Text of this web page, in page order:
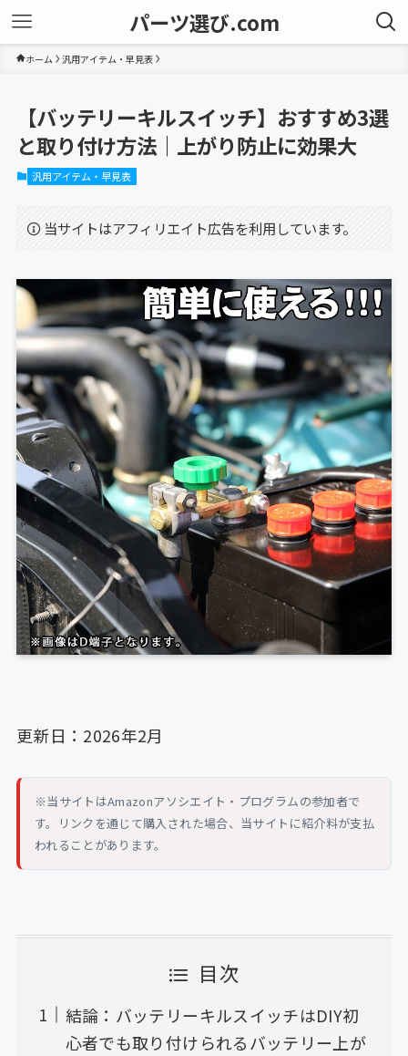
パーツ選び.com
ホーム 汎用アイテム・早見表
【バッテリーキルスイッチ】おすすめ3選
と取り付け方法｜上がり防止に効果大
汎用アイテム・早見表
当サイトはアフィリエイト広告を利用しています。
更新日：2026年2月
※当サイトはAmazonアソシエイト・プログラムの参加者で
す。リンクを通じて購入された場合、当サイトに紹介料が支払
われることがあります。
目次
結論：バッテリーキルスイッチはDIY初
心者でも取り付けられるバッテリー上が